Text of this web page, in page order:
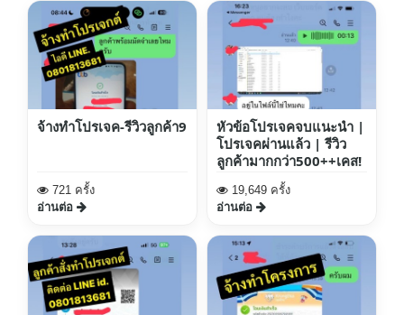
จ้างทำโปรเจค-รีวิวลูกค้า9
721 ครั้ง
อ่านต่อ
หัวข้อโปรเจคจบแนะนำ |
โปรเจคผ่านแล้ว | รีวิว
ลูกค้ามากกว่า500++เคส!
19,649 ครั้ง
อ่านต่อ